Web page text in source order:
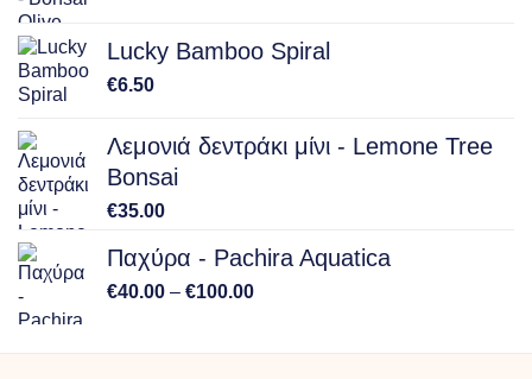
€15.00
through
Lucky Bamboo Spiral
€6.50
Λεμονιά δεντράκι μίνι - Lemone Tree
Bonsai
€35.00
Παχύρα - Pachira Aquatica
€40.00 – €100.00Price